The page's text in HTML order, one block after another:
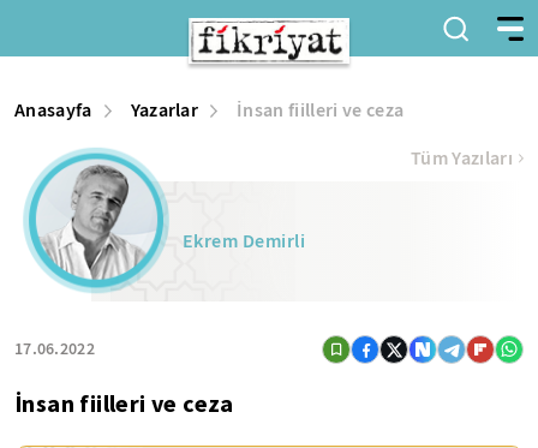
Anasayfa Yazarlar İnsan fiilleri ve ceza
Ekrem Demirli
17.06.2022
Tüm Yazıları
İnsan fiilleri ve ceza